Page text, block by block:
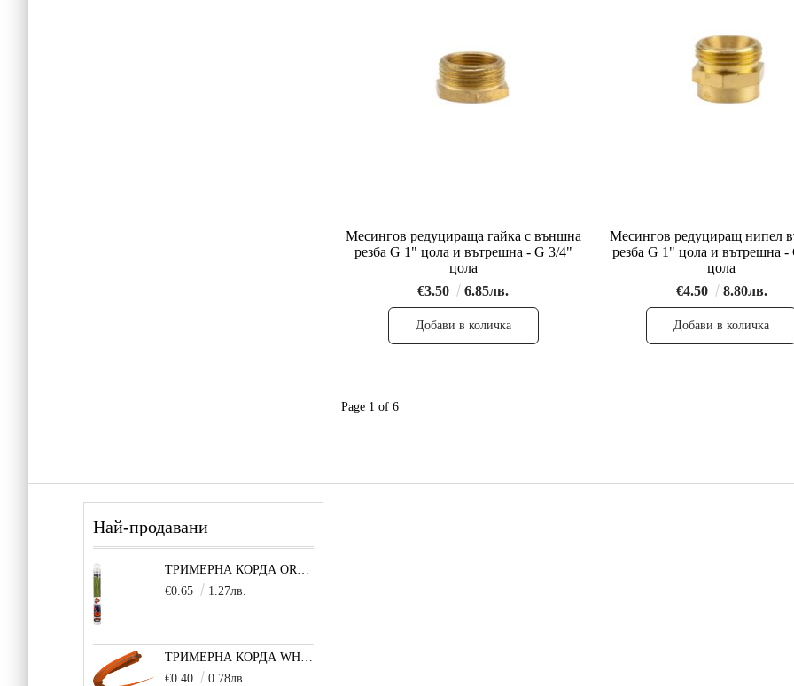
Месингов редуцираща гайка с външна
резба G 1" цола и вътрешна - G 3/4"
цолa
€3.50
6.85лв.
Месингов редуциращ нипел
резба G 1" цола и вътрешна -
цолa
€4.50
8.80лв.
Page 1 of 6
Най-продавани
ТРИМЕРНА КОРДА OREGON TECHNI-BLADE 6,0 ММ Х 26 СМ - 1 БРОЙ
€0.65
1.27лв.
ТРИМЕРНА КОРДА WHISPER TWIST (УСУКАН КВАДРАТ) 3,0 ММ 1 М
€0.40
0.78лв.